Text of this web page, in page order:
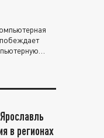
в регионах